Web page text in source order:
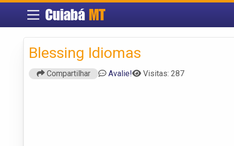
Cuiabá MT
Blessing Idiomas
Compartilhar Avalie! Visitas: 287